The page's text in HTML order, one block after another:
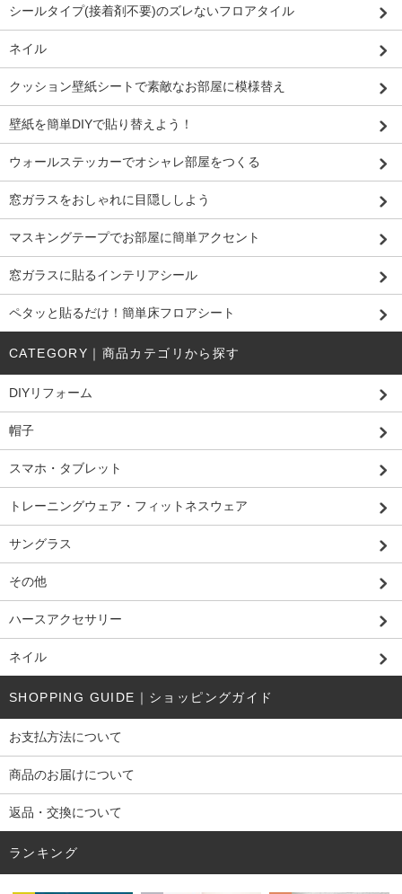
シールタイプ(接着剤不要)のズレないフロアタイル
ネイル
クッション壁紙シートで素敵なお部屋に模様替え
壁紙を簡単DIYで貼り替えよう！
ウォールステッカーでオシャレ部屋をつくる
窓ガラスをおしゃれに目隠ししよう
マスキングテープでお部屋に簡単アクセント
窓ガラスに貼るインテリアシール
ペタッと貼るだけ！簡単床フロアシート
CATEGORY｜商品カテゴリから探す
DIYリフォーム
帽子
スマホ・タブレット
トレーニングウェア・フィットネスウェア
サングラス
その他
ハースアクセサリー
ネイル
SHOPPING GUIDE｜ショッピングガイド
お支払方法について
商品のお届けについて
返品・交換について
ランキング